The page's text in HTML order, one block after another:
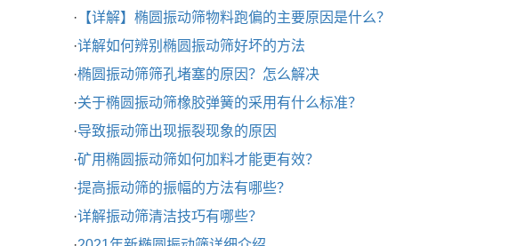
· 【详解】椭圆振动筛物料跑偏的主要原因是什么？
·详解如何辨别椭圆振动筛好坏的方法
·椭圆振动筛筛孔堵塞的原因？怎么解决
·关于椭圆振动筛橡胶弹簧的采用有什么标准？
·导致振动筛出现振裂现象的原因
·矿用椭圆振动筛如何加料才能更有效？
·提高振动筛的振幅的方法有哪些？
·详解振动筛清洁技巧有哪些？